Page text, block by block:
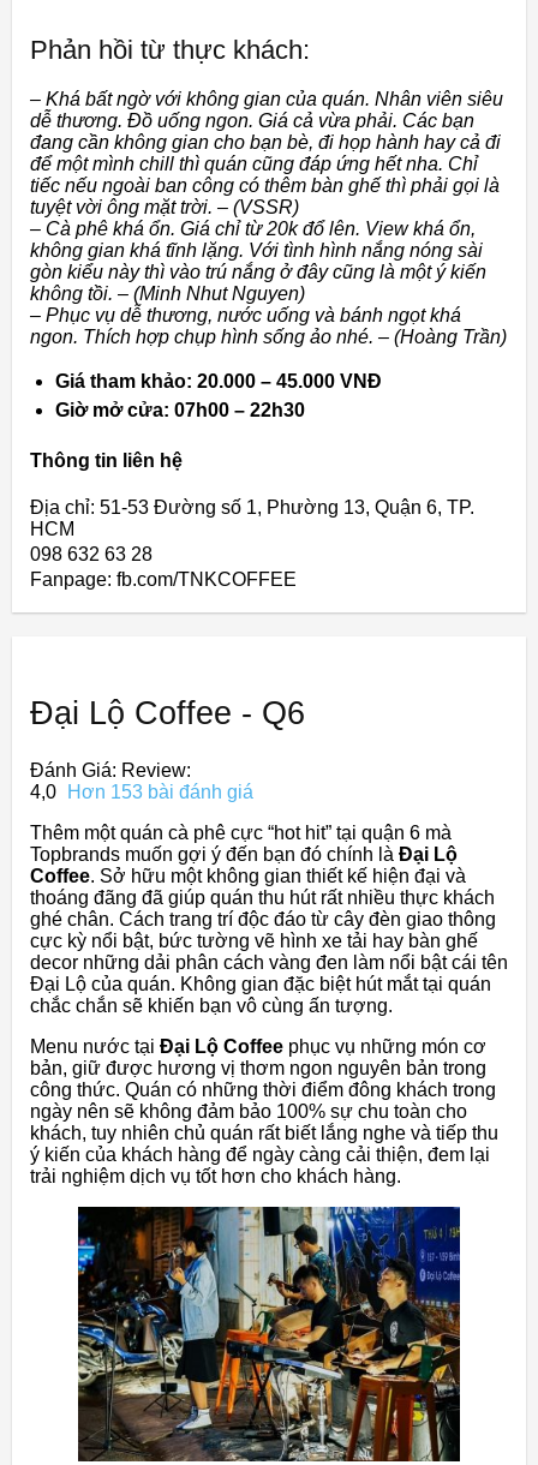
Phản hồi từ thực khách:
– Khá bất ngờ với không gian của quán. Nhân viên siêu
dễ thương. Đồ uống ngon. Giá cả vừa phải. Các bạn
đang cần không gian cho bạn bè, đi họp hành hay cả đi
để một mình chill thì quán cũng đáp ứng hết nha. Chỉ
tiếc nếu ngoài ban công có thêm bàn ghế thì phải gọi là
tuyệt vời ông mặt trời. – (VSSR)
– Cà phê khá ổn. Giá chỉ từ 20k đổ lên. View khá ổn,
không gian khá tĩnh lặng. Với tình hình nắng nóng sài
gòn kiểu này thì vào trú nắng ở đây cũng là một ý kiến
không tồi. – (Minh Nhut Nguyen)
– Phục vụ dễ thương, nước uống và bánh ngọt khá
ngon. Thích hợp chụp hình sống ảo nhé. – (Hoàng Trần)
Giá tham khảo: 20.000 – 45.000 VNĐ
Giờ mở cửa: 07h00 – 22h30
Thông tin liên hệ
Địa chỉ: 51-53 Đường số 1, Phường 13, Quận 6, TP.
HCM
098 632 63 28
Fanpage: fb.com/TNKCOFFEE
Đại Lộ Coffee - Q6
Đánh Giá: Review:
4,0
Hơn 153 bài đánh giá
Thêm một quán cà phê cực “hot hit” tại quận 6 mà
Topbrands muốn gợi ý đến bạn đó chính là Đại Lộ
Coffee. Sở hữu một không gian thiết kế hiện đại và
thoáng đãng đã giúp quán thu hút rất nhiều thực khách
ghé chân. Cách trang trí độc đáo từ cây đèn giao thông
cực kỳ nổi bật, bức tường vẽ hình xe tải hay bàn ghế
decor những dải phân cách vàng đen làm nổi bật cái tên
Đại Lộ của quán. Không gian đặc biệt hút mắt tại quán
chắc chắn sẽ khiến bạn vô cùng ấn tượng.
Menu nước tại Đại Lộ Coffee phục vụ những món cơ
bản, giữ được hương vị thơm ngon nguyên bản trong
công thức. Quán có những thời điểm đông khách trong
ngày nên sẽ không đảm bảo 100% sự chu toàn cho
khách, tuy nhiên chủ quán rất biết lắng nghe và tiếp thu
ý kiến của khách hàng để ngày càng cải thiện, đem lại
trải nghiệm dịch vụ tốt hơn cho khách hàng.